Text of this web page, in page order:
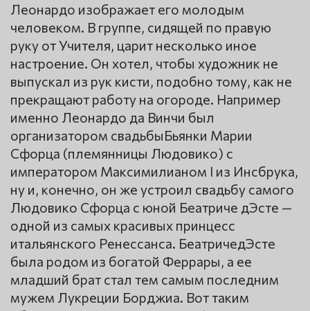
Леонардо изображает его молодым
человеком. В группе, сидящей по правую
руку от Учителя, царит несколько иное
настроение. Он хотел, чтобы художник не
выпускал из рук кисти, подобно тому, как не
прекращают работу на огороде. Например
именно Леонардо да Винчи был
организатором свадьбыБьянки Марии
Сфорца (племянницы Людовико) с
императором Максимилианом I из Инсбрука,
ну и, конечно, он же устроил свадьбу самого
Людовико Сфорца с юной Беатриче дЭсте —
одной из самых красивых принцесс
итальянского Ренессанса. БеатричедЭсте
была родом из богатой Феррары, а ее
младший брат стал тем самым последним
мужем Лукреции Борджиа. Вот таким